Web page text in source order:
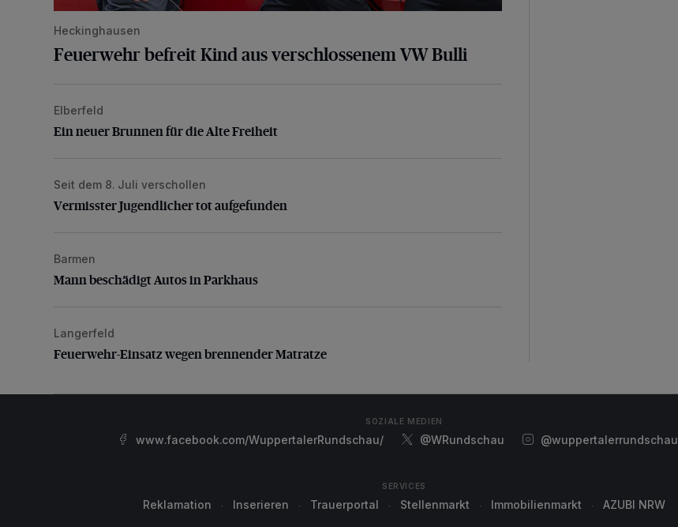
Heckinghausen
Feuerwehr befreit Kind aus verschlossenem VW Bulli
Ein neuer Brunnen für die Alte Freiheit
Elberfeld
Ein neuer Brunnen für die Alte Freiheit
Vermisster Jugendlicher tot aufgefunden
Seit dem 8. Juli verschollen
Vermisster Jugendlicher tot aufgefunden
Mann beschädigt Autos in Parkhaus
Barmen
Mann beschädigt Autos in Parkhaus
Feuerwehr-Einsatz wegen brennender Matratze
Langerfeld
Feuerwehr-Einsatz wegen brennender Matratze
SOZIALE MEDIEN
www.facebook.com/WuppertalerRundschau/ @WRundschau @wuppertalerrundschau
SERVICES
Reklamation Inserieren Trauerportal Stellenmarkt Immobilienmarkt AZUBI NRW